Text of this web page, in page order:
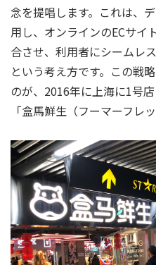
念を提唱します。これは、
用し、オンラインのECサイ
合させ、利用者にシームレ
という考え方です。この戦
のが、2016年に上海に1号
「盒馬鮮生（フーマーフレ